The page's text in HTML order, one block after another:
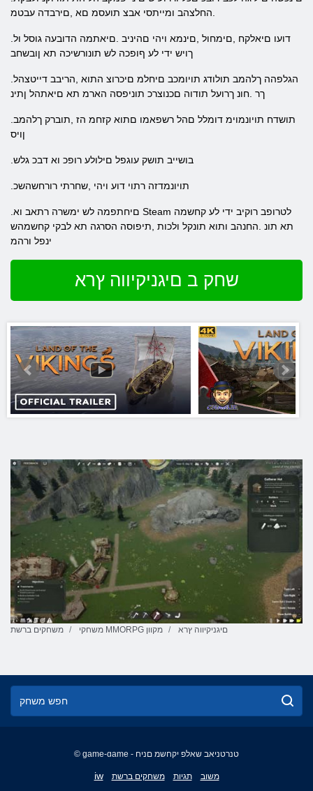
.החלצהב ומייתסי אבצ תועסמ םא ,םירבדה עבטמ
ךויש ידי לע ףופכה לש תונורשיכה תא ןובשחב
ךר .חונ ךרועל תודוה םכנוצרכ תוניפסה הארמ תא םיאתהל ןתינ
ןויס
.בושייב תושק עוגפל םילולע רופכ וא דבכ גלש
.תויונמדזה רתוי דוע ויהי ,שחרתי רורחשהשכ
תא תונ .החנהב ותוא תונקל ולכות ,תיפוסה הסרגה תא לבקי קחשמהש
ינפל ורהמ
שחק ב םיגניקיווה ץרא
משחקים ברשת משחקי MMORPG מקוון םיגניקיווה ץרא
© game-game - טנרטניאב שאלפ יקחשמ םניח
iw משחקים ברשת תגיות משוב